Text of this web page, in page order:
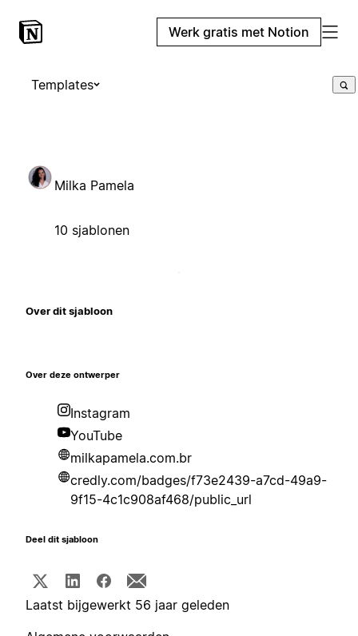
Werk gratis met Notion
Templates
Milka Pamela
10 sjablonen
Over dit sjabloon
Over deze ontwerper
Instagram
YouTube
milkapamela.com.br
credly.com/badges/f73e2439-a7cd-49a9-
9f15-4c1c908af468/public_url
Deel dit sjabloon
Laatst bijgewerkt 56 jaar geleden